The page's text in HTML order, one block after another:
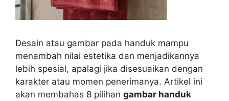
Desain atau gambar pada handuk mampu
menambah nilai estetika dan menjadikannya
lebih spesial, apalagi jika disesuaikan dengan
karakter atau momen penerimanya. Artikel ini
akan membahas 8 pilihan gambar handuk